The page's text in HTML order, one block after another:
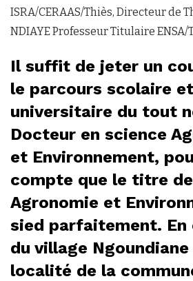
ISRA/CERAAS/Thiès, Directeur de
NDIAYE Professeur Titulaire ENSA/
Il suffit de jeter un
le parcours scolaire et
universitaire du tout
Docteur en science
et Environnement,
compte que le titre
Agronomie et
sied parfaitement.
du village Ngoundiane
localité de la